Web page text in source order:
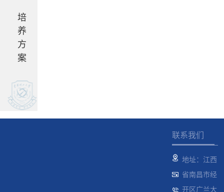
培
养
方
案
联系我们
地址：江西
省南昌市经
开区广兰大